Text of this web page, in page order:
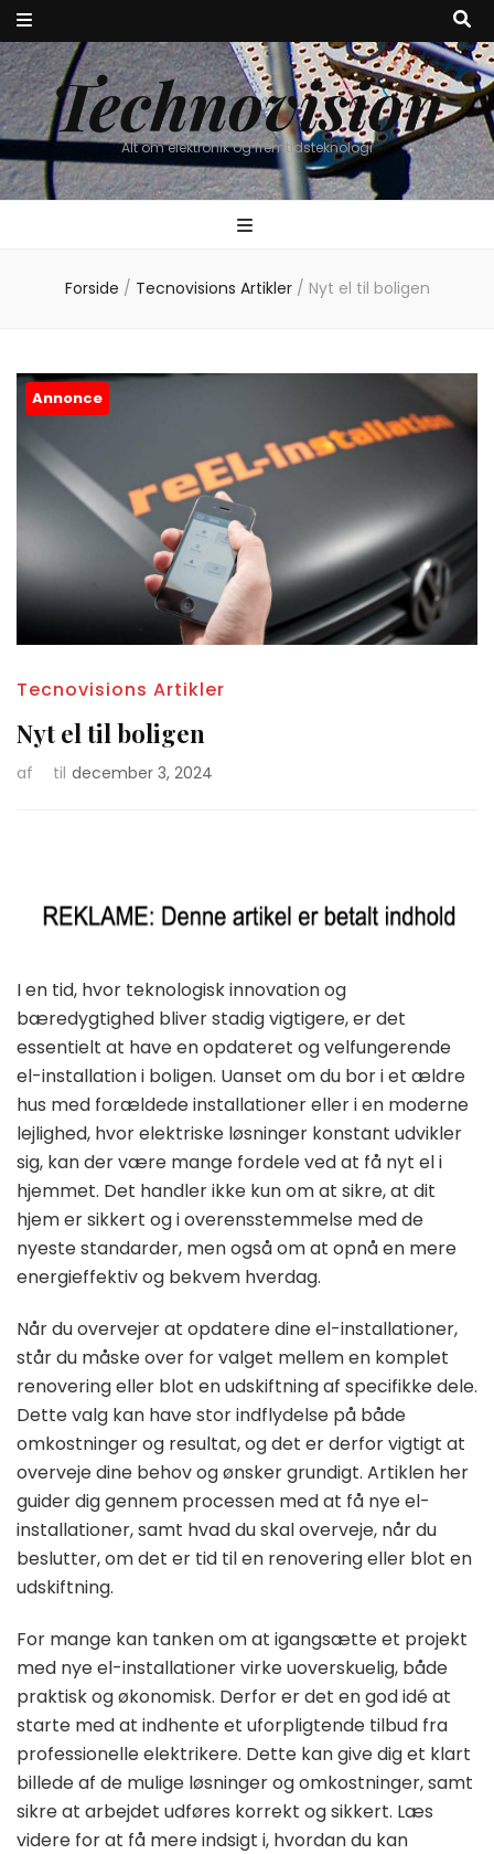
Technovision
Alt om elektronik og fremtidsteknologi
Forside / Tecnovisions Artikler / Nyt el til boligen
Annonce
Tecnovisions Artikler
Nyt el til boligen
af til december 3, 2024
I en tid, hvor teknologisk innovation og
bæredygtighed bliver stadig vigtigere, er det
essentielt at have en opdateret og velfungerende
el-installation i boligen. Uanset om du bor i et ældre
hus med forældede installationer eller i en moderne
lejlighed, hvor elektriske løsninger konstant udvikler
sig, kan der være mange fordele ved at få nyt el i
hjemmet. Det handler ikke kun om at sikre, at dit
hjem er sikkert og i overensstemmelse med de
nyeste standarder, men også om at opnå en mere
energieffektiv og bekvem hverdag.
Når du overvejer at opdatere dine el-installationer,
står du måske over for valget mellem en komplet
renovering eller blot en udskiftning af specifikke dele.
Dette valg kan have stor indflydelse på både
omkostninger og resultat, og det er derfor vigtigt at
overveje dine behov og ønsker grundigt. Artiklen her
guider dig gennem processen med at få nye el-
installationer, samt hvad du skal overveje, når du
beslutter, om det er tid til en renovering eller blot en
udskiftning.
For mange kan tanken om at igangsætte et projekt
med nye el-installationer virke uoverskuelig, både
praktisk og økonomisk. Derfor er det en god idé at
starte med at indhente et uforpligtende tilbud fra
professionelle elektrikere. Dette kan give dig et klart
billede af de mulige løsninger og omkostninger, samt
sikre at arbejdet udføres korrekt og sikkert. Læs
videre for at få mere indsigt i, hvordan du kan